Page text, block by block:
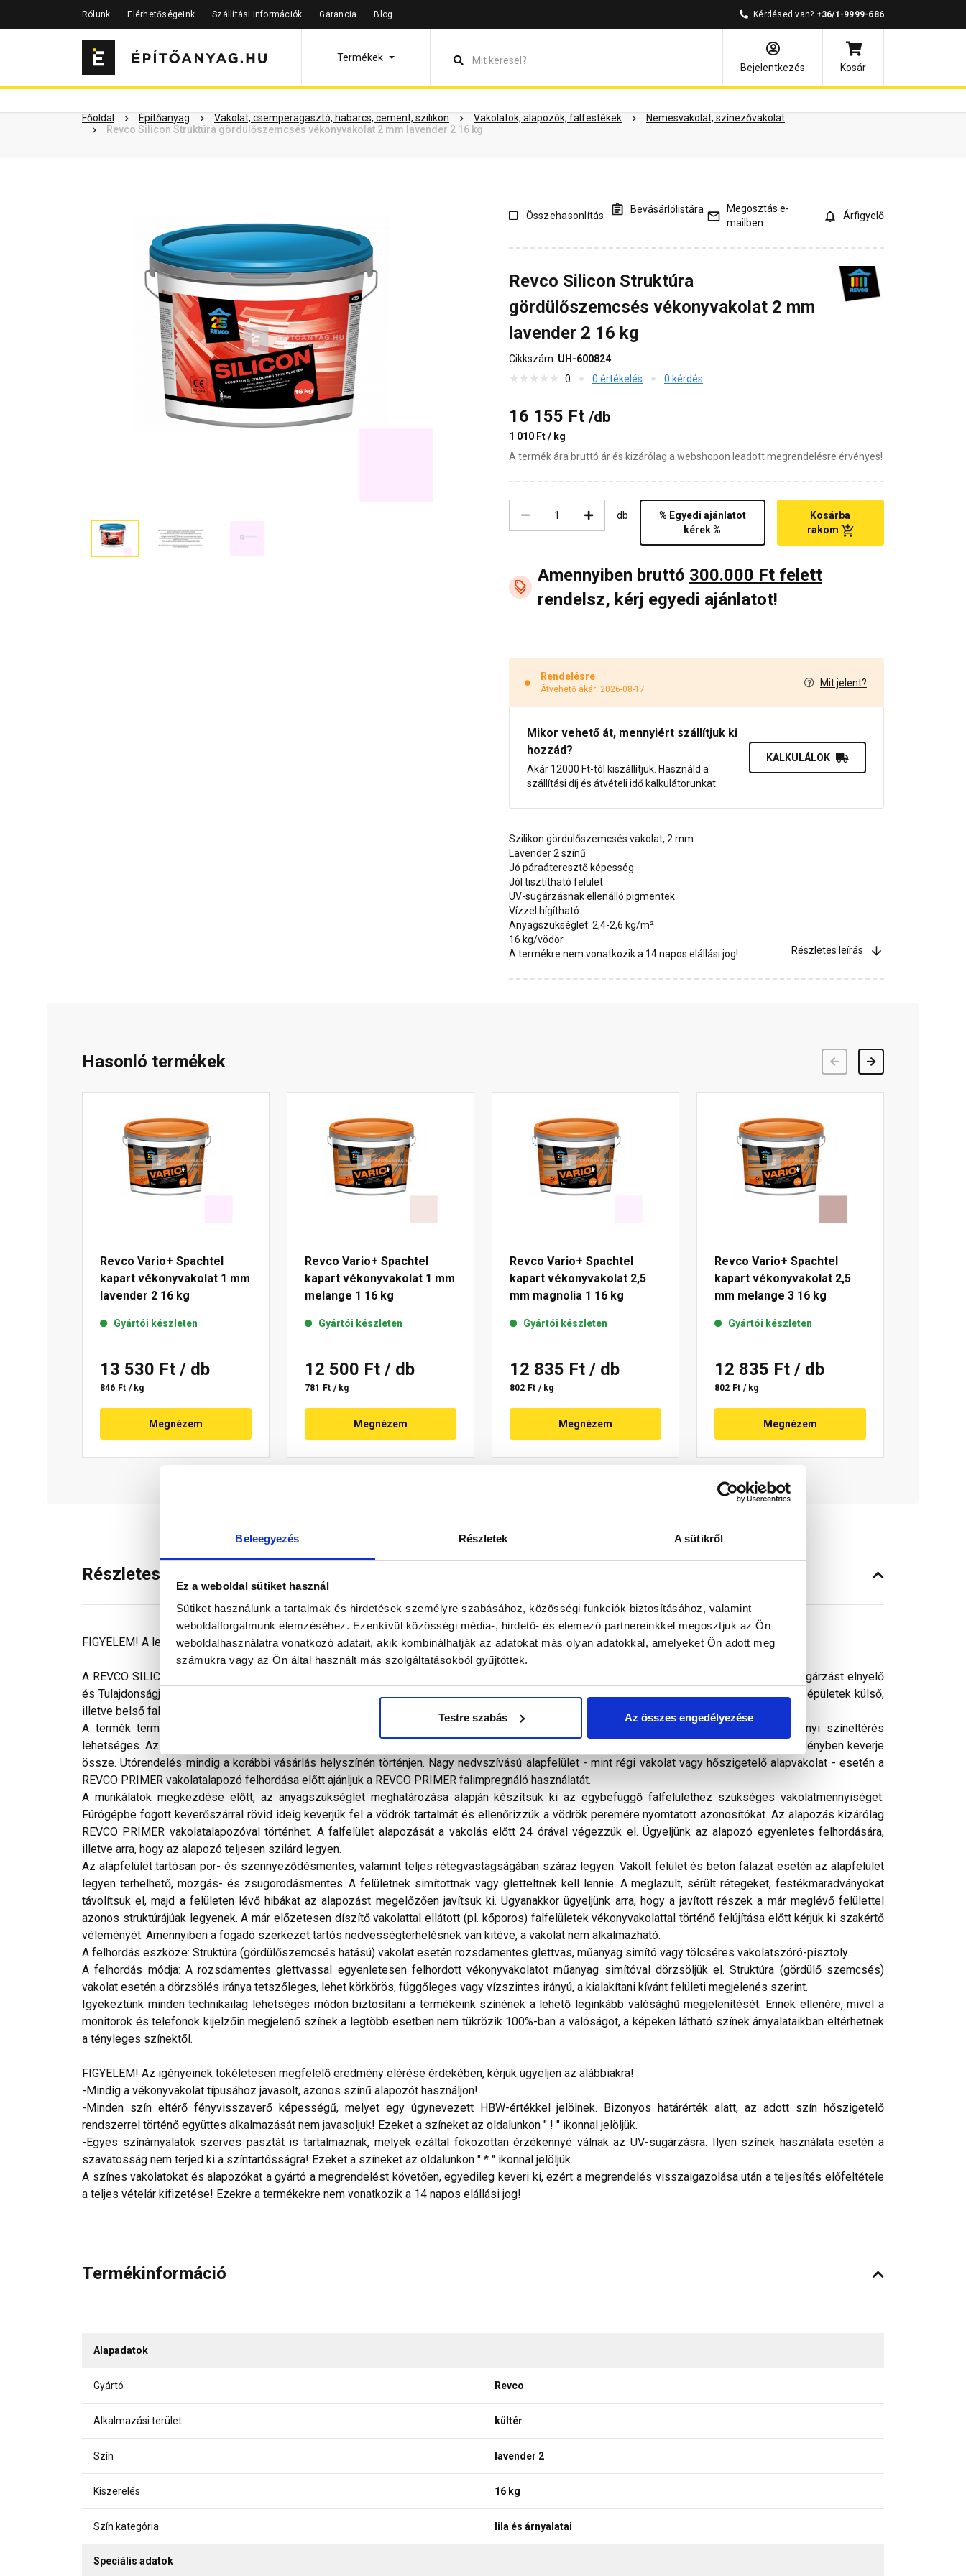
Beleegyezés Részletek A sütikről
Ez a weboldal sütiket használ
Sütiket használunk a tartalmak és hirdetések személyre szabásához, közösségi funkciók biztosításához, valamint
weboldalforgalmunk elemzéséhez. Ezenkívül közösségi média-, hirdető- és elemező partnereinkkel megosztjuk az Ön
weboldalhasználatra vonatkozó adatait, akik kombinálhatják az adatokat más olyan adatokkal, amelyeket Ön adott meg
számukra vagy az Ön által használt más szolgáltatásokból gyűjtöttek.
Testre szabás Az összes engedélyezése
Rólunk Elérhetőségeink Szállítási információk Garancia Blog Kérdésed van? +36/1-9999-686
Termékek
Bejelentkezés
Kosár
Főoldal Építőanyag Vakolat, csemperagasztó, habarcs, cement, szilikon Vakolatok, alapozók, falfestékek
Nemesvakolat, színezővakolat
Revco Silicon Struktúra gördülőszemcsés vékonyvakolat 2 mm lavender 2 16 kg
Szükséged lehet rá Részletes leírás Termékinformáció Dokumentumok Vásárlói vélemények Kérdések és válaszok
Összehasonlítás
Bevásárlólistára
Megosztás e-
mailben
Árfigyelő
Revco Silicon Struktúra
gördülőszemcsés vékonyvakolat 2 mm
lavender 2 16 kg
Cikkszám: UH-600824
0
0 értékelés 0 kérdés
16 155 Ft /db
1 010 Ft / kg
A termék ára bruttó ár és kizárólag a webshopon leadott megrendelésre érvényes!
db
% Egyedi ajánlatot
kérek %
Kosárba
rakom
Amennyiben bruttó 300.000 Ft felett
rendelsz, kérj egyedi ajánlatot!
Rendelésre
Átvehető akár: 2026-08-17
Mit jelent?
Mikor vehető át, mennyiért szállítjuk ki
hozzád?
Akár 12000 Ft-tól kiszállítjuk. Használd a
szállítási díj és átvételi idő kalkulátorunkat.
KALKULÁLOK
Szilikon gördülőszemcsés vakolat, 2 mm
Lavender 2 színű
Jó páraáteresztő képesség
Jól tisztítható felület
UV-sugárzásnak ellenálló pigmentek
Vízzel hígítható
Anyagszükséglet: 2,4-2,6 kg/m²
16 kg/vödör
A termékre nem vonatkozik a 14 napos elállási jog!
Részletes leírás
Hasonló termékek
Revco Vario+ Spachtel
kapart vékonyvakolat 1 mm
lavender 2 16 kg
Gyártói készleten
13 530 Ft / db
846 Ft / kg
Megnézem
Revco Vario+ Spachtel
kapart vékonyvakolat 1 mm
melange 1 16 kg
Gyártói készleten
12 500 Ft / db
781 Ft / kg
Megnézem
Revco Vario+ Spachtel
kapart vékonyvakolat 2,5
mm magnolia 1 16 kg
Gyártói készleten
12 835 Ft / db
802 Ft / kg
Megnézem
Revco Vario+ Spachtel
kapart vékonyvakolat 2,5
mm melange 3 16 kg
Gyártói készleten
12 835 Ft / db
802 Ft / kg
Megnézem
Részletes leírás
FIGYELEM! A leírás végén fontos információkat talál a termékkel kapcsolatban. Kérjük, figyelmesen olvassa el!
A REVCO SILICON gyárilag előkevert, vízzel hígítható, szilikongyanta kötőanyagú, kvarc töltőanyagú, vödrös kiszerelésű vékonyvakolat. UV-sugárzást elnyelő
és Tulajdonságjavító adalékokat tartalmaz. Magas minőségű, jó páraáteresztő képességű, jól tisztítható bevonatot képez. Alkalmas régi és új épületek külső,
illetve belső falazatainak díszítésére, valamint kőzetgyapot homlokzati hőszigetelő rendszerek és egyéb ásványi alapfelületek fedővakolására.
A termék természetes eredetű ásványi anyagokat tartalmaz, ezért utórendelésnél, illetve különböző gyártási dátumú vödröknél árnyalatnyi színeltérés
lehetséges. Az épület egyes oldalain azonos gyártási dátumú anyagot használjon, vagy a különböző gyártási dátumú vödröket egy nagyobb edényben keverje
össze. Utórendelés mindig a korábbi vásárlás helyszínén történjen. Nagy nedvszívású alapfelület - mint régi vakolat vagy hőszigetelő alapvakolat - esetén a
REVCO PRIMER vakolatalapozó felhordása előtt ajánljuk a REVCO PRIMER falimpregnáló használatát.
A munkálatok megkezdése előtt, az anyagszükséglet meghatározása alapján készítsük ki az egybefüggő falfelülethez szükséges vakolatmennyiséget.
Fúrógépbe fogott keverőszárral rövid ideig keverjük fel a vödrök tartalmát és ellenőrizzük a vödrök peremére nyomtatott azonosítókat. Az alapozás kizárólag
REVCO PRIMER vakolatalapozóval történhet. A falfelület alapozását a vakolás előtt 24 órával végezzük el. Ügyeljünk az alapozó egyenletes felhordására,
illetve arra, hogy az alapozó teljesen szilárd legyen.
Az alapfelület tartósan por- és szennyeződésmentes, valamint teljes rétegvastagságában száraz legyen. Vakolt felület és beton falazat esetén az alapfelület
legyen terhelhető, mozgás- és zsugorodásmentes. A felületnek simítottnak vagy gletteltnek kell lennie. A meglazult, sérült rétegeket, festékmaradványokat
távolítsuk el, majd a felületen lévő hibákat az alapozást megelőzően javítsuk ki. Ugyanakkor ügyeljünk arra, hogy a javított részek a már meglévő felülettel
azonos struktúrájúak legyenek. A már előzetesen díszítő vakolattal ellátott (pl. kőporos) falfelületek vékonyvakolattal történő felújítása előtt kérjük ki szakértő
véleményét. Amennyiben a fogadó szerkezet tartós nedvességterhelésnek van kitéve, a vakolat nem alkalmazható.
A felhordás eszköze: Struktúra (gördülőszemcsés hatású) vakolat esetén rozsdamentes glettvas, műanyag simító vagy tölcséres vakolatszóró-pisztoly.
A felhordás módja: A rozsdamentes glettvassal egyenletesen felhordott vékonyvakolatot műanyag simítóval dörzsöljük el. Struktúra (gördülő szemcsés)
vakolat esetén a dörzsölés iránya tetszőleges, lehet körkörös, függőleges vagy vízszintes irányú, a kialakítani kívánt felületi megjelenés szerint.
Igyekeztünk minden technikailag lehetséges módon biztosítani a termékeink színének a lehető leginkább valósághű megjelenítését. Ennek ellenére, mivel a
monitorok és telefonok kijelzőin megjelenő színek a legtöbb esetben nem tükrözik 100%-ban a valóságot, a képeken látható színek árnyalataikban eltérhetnek
a tényleges színektől.
FIGYELEM! Az igényeinek tökéletesen megfelelő eredmény elérése érdekében, kérjük ügyeljen az alábbiakra!
-Mindig a vékonyvakolat típusához javasolt, azonos színű alapozót használjon!
-Minden szín eltérő fényvisszaverő képességű, melyet egy úgynevezett HBW-értékkel jelölnek. Bizonyos határérték alatt, az adott szín hőszigetelő
rendszerrel történő együttes alkalmazását nem javasoljuk! Ezeket a színeket az oldalunkon " ! " ikonnal jelöljük.
-Egyes színárnyalatok szerves pasztát is tartalmaznak, melyek ezáltal fokozottan érzékennyé válnak az UV-sugárzásra. Ilyen színek használata esetén a
szavatosság nem terjed ki a színtartósságra! Ezeket a színeket az oldalunkon " * " ikonnal jelöljük.
A színes vakolatokat és alapozókat a gyártó a megrendelést követően, egyedileg keveri ki, ezért a megrendelés visszaigazolása után a teljesítés előfeltétele
a teljes vételár kifizetése! Ezekre a termékekre nem vonatkozik a 14 napos elállási jog!
Termékinformáció
Alapadatok
Gyártó Revco
Alkalmazási terület kültér
Szín lavender 2
Kiszerelés 16 kg
Szín kategória lila és árnyalatai
Speciális adatok